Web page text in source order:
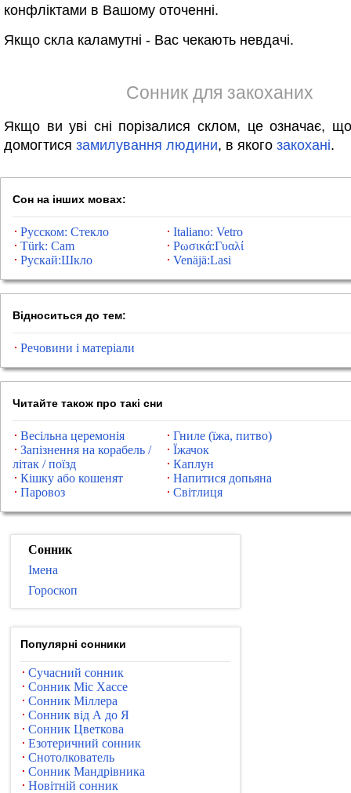
конфліктами в Вашому оточенні.
Якщо скла каламутні - Вас чекають невдачі.
Сонник для закоханих
Якщо ви уві сні порізалися склом, це означає,
домогтися замилування людини, в якого закохані.
Сон на інших мовах:
Русском: Стекло
Italiano: Vetro
Türk: Cam
Ρωσικά:Γυαλί
Рускай:Шкло
Venäjä:Lasi
Відноситься до тем:
Речовини і матеріали
Читайте також про такі сни
Весільна церемонія
Гниле (їжа, питво)
Запізнення на корабель /
літак / поїзд
Їжачок
Каплун
Кішку або кошенят
Напитися допьяна
Паровоз
Світлиця
Сонник
Імена
Гороскоп
Популярні сонники
Сучасний сонник
Сонник Міс Хассе
Сонник Міллера
Сонник від А до Я
Сонник Цветкова
Езотеричний сонник
Снотолкователь
Сонник Мандрівника
Новітній сонник